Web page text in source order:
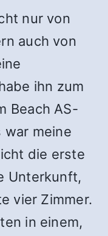
nur von
auch von
ihn zum
Beach AS-
war meine
die erste
Unterkunft,
vier Zimmer.
in einem,